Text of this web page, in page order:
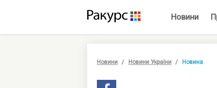
Новини
Новини Новини України Новина